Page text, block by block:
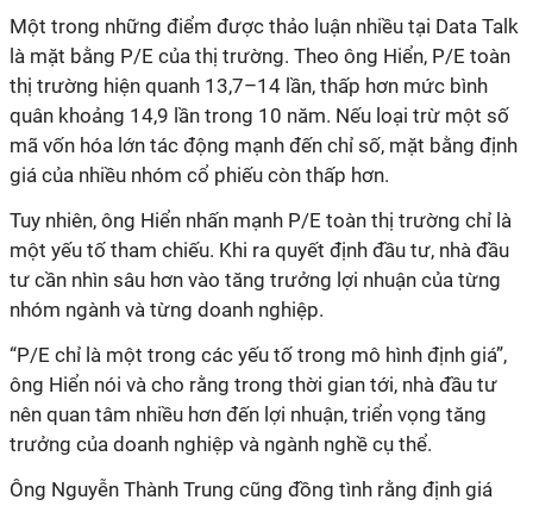
Một trong những điểm được thảo luận nhiều tại Data Talk
là mặt bằng P/E của thị trường. Theo ông Hiển, P/E toàn
thị trường hiện quanh 13,7–14 lần, thấp hơn mức bình
quân khoảng 14,9 lần trong 10 năm. Nếu loại trừ một số
mã vốn hóa lớn tác động mạnh đến chỉ số, mặt bằng định
giá của nhiều nhóm cổ phiếu còn thấp hơn.
Tuy nhiên, ông Hiển nhấn mạnh P/E toàn thị trường chỉ là
một yếu tố tham chiếu. Khi ra quyết định đầu tư, nhà đầu
tư cần nhìn sâu hơn vào tăng trưởng lợi nhuận của từng
nhóm ngành và từng doanh nghiệp.
“P/E chỉ là một trong các yếu tố trong mô hình định giá”,
ông Hiển nói và cho rằng trong thời gian tới, nhà đầu tư
nên quan tâm nhiều hơn đến lợi nhuận, triển vọng tăng
trưởng của doanh nghiệp và ngành nghề cụ thể.
Ông Nguyễn Thành Trung cũng đồng tình rằng định giá